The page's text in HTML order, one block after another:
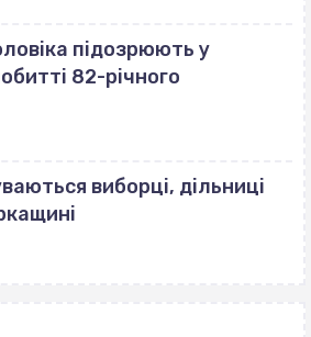
підозрюють у
82-річного
виборці, дільниці